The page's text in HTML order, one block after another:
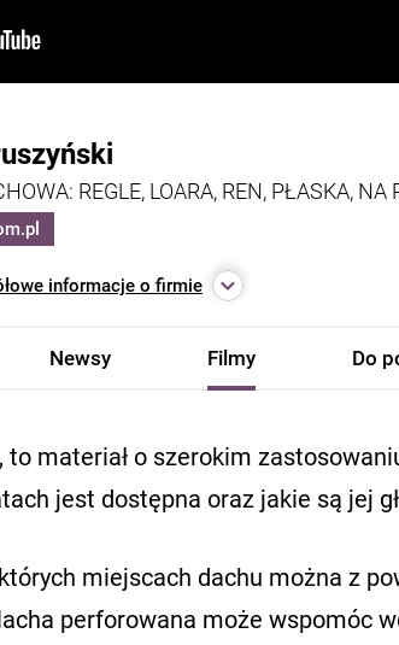
REGLE, LOARA, REN, PŁASKA, NA
informacje o firmie
Newsy Filmy Do
to materiał o szerokim
jest dostępna oraz jakie są jej
miejscach dachu można z
perforowana może wspomóc